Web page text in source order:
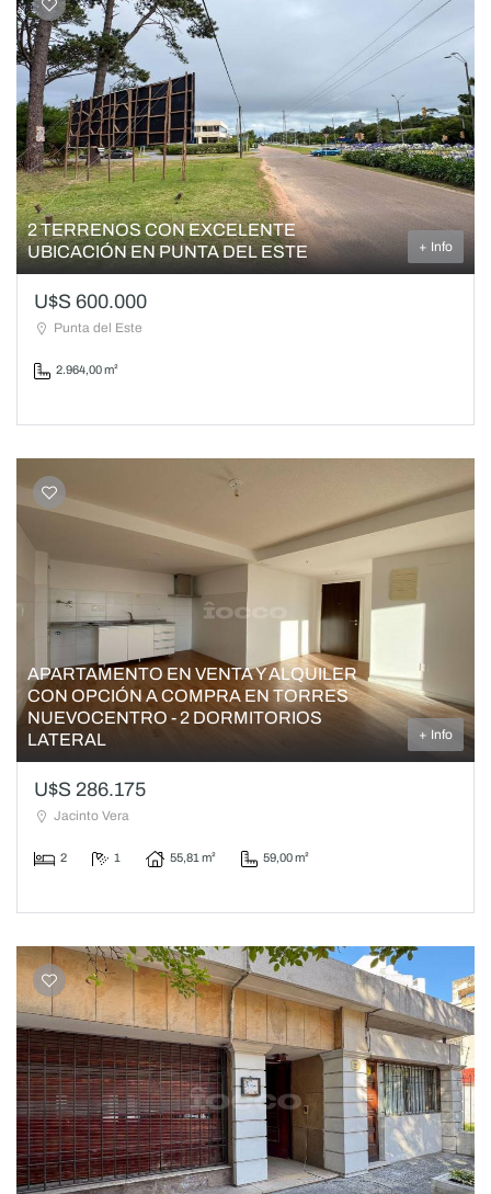
2 TERRENOS CON EXCELENTE
UBICACIÓN EN PUNTA DEL ESTE
+ Info
U$S 600.000
Punta del Este
2.964,00 m²
APARTAMENTO EN VENTA Y ALQUILER
CON OPCIÓN A COMPRA EN TORRES
NUEVOCENTRO - 2 DORMITORIOS
LATERAL
+ Info
U$S 286.175
Jacinto Vera
2 1 55,81 m² 59,00 m²